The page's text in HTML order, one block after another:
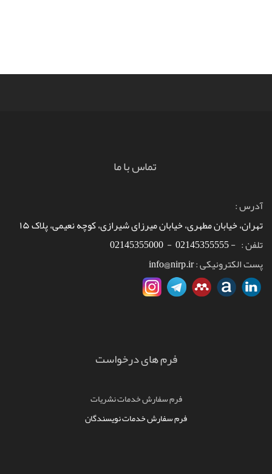
تماس با ما
آدرس:
تهران، خیابان مطهری، خیابان میرزای شیرازی، کوچه نعیمی، پلاک ۱۵
تلفن:
-
02145355555
-
02145355000
پست الکترونیکی :info@nirp.ir
فرم های درخواست
فرم سفارش خدمات نشریات
فرم سفارش خدمات نویسندگان